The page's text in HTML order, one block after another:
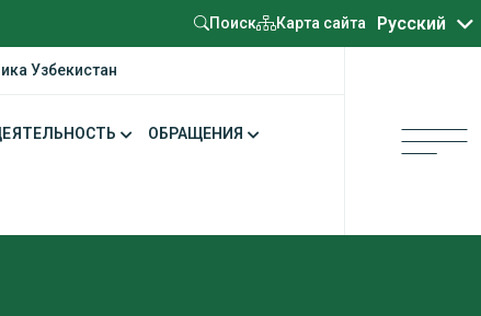
Поиск Карта сайта Русский
Oʻzbekcha
Узбекистан
ОБРАЩЕНИЯ